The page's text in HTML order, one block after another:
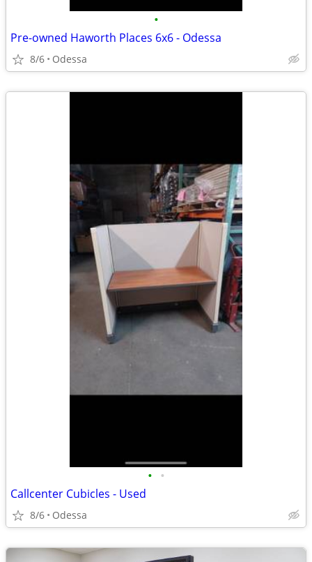
•
Pre-owned Haworth Places 6x6 - Odessa
8/6 Odessa
• •
Callcenter Cubicles - Used
8/6 Odessa